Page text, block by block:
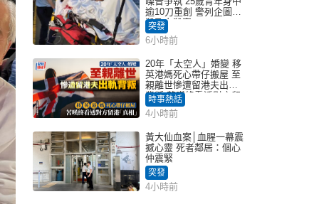
逾10刀重創 警列企圖謀
殺及自殺案
突發
6小時前
20年「太空人」婚變 移
英港媽死心帶仔搬屋 至
親離世慘遭留港夫出軌
背叛 苦嘆終看透對方留
港「真相」｜Juicy叮
時事熱話
4小時前
黃大仙血案│血腥一幕震
撼心靈 死者鄰居：個心
仲震緊
突發
4小時前